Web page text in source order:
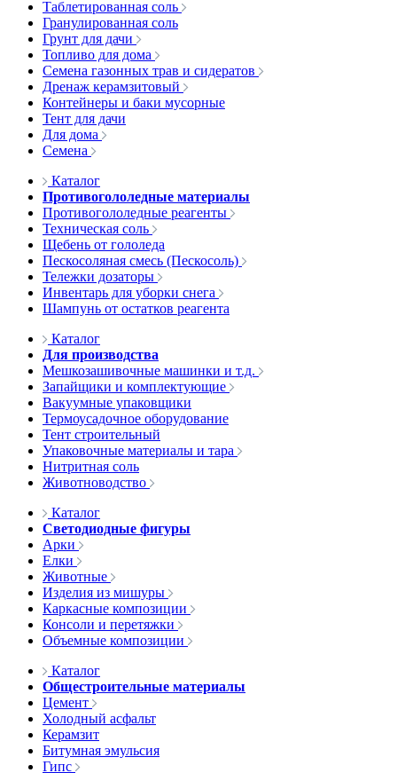
Таблетированная соль
Гранулированная соль
Грунт для дачи
Топливо для дома
Семена газонных трав и сидератов
Дренаж керамзитовый
Контейнеры и баки мусорные
Тент для дачи
Для дома
Семена
Каталог
Противогололедные материалы
Противогололедные реагенты
Техническая соль
Щебень от гололеда
Пескосоляная смесь (Пескосоль)
Тележки дозаторы
Инвентарь для уборки снега
Шампунь от остатков реагента
Каталог
Для производства
Мешкозашивочные машинки и т.д.
Запайщики и комплектующие
Вакуумные упаковщики
Термоусадочное оборудование
Тент строительный
Упаковочные материалы и тара
Нитритная соль
Животноводство
Каталог
Светодиодные фигуры
Арки
Елки
Животные
Изделия из мишуры
Каркасные композиции
Консоли и перетяжки
Объемные композиции
Каталог
Общестроительные материалы
Цемент
Холодный асфальт
Керамзит
Битумная эмульсия
Гипс